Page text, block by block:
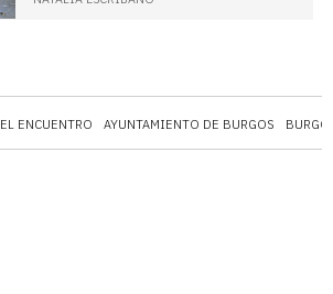
EL ENCUENTRO AYUNTAMIENTO DE BURGOS